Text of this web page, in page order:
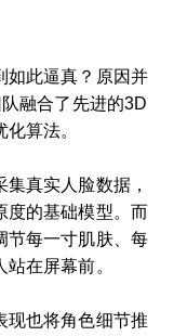
如此逼真？原因并
融合了先进的3D
算法。
真实人脸数据，
度的基础模型。而
节每一寸肌肤、每
在屏幕前。
现也将角色细节推